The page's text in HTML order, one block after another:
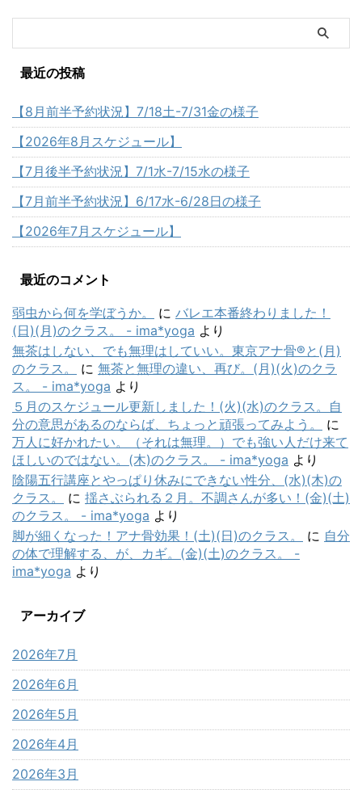
最近の投稿
【8月前半予約状況】7/18土-7/31金の様子
【2026年8月スケジュール】
【7月後半予約状況】7/1水-7/15水の様子
【7月前半予約状況】6/17水-6/28日の様子
【2026年7月スケジュール】
最近のコメント
弱虫から何を学ぼうか。 に バレエ本番終わりました！
(日)(月)のクラス。 - ima*yoga より
無茶はしない、でも無理はしていい。東京アナ骨®と(月)
のクラス。
に 無茶と無理の違い、再び。(月)(火)のクラ
ス。 - ima*yoga より
５月のスケジュール更新しました！(火)(水)のクラス。自
分の意思があるのならば、ちょっと頑張ってみよう。
に
万人に好かれたい。（それは無理。）でも強い人だけ来て
ほしいのではない。(木)のクラス。 - ima*yoga より
陰陽五行講座とやっぱり休みにできない性分、(水)(木)の
クラス。
に 揺さぶられる２月。不調さんが多い！(金)(土)
のクラス。 - ima*yoga より
脚が細くなった！アナ骨効果！(土)(日)のクラス。
に 自分
の体で理解する、が、カギ。(金)(土)のクラス。 -
ima*yoga より
アーカイブ
2026年7月
2026年6月
2026年5月
2026年4月
2026年3月